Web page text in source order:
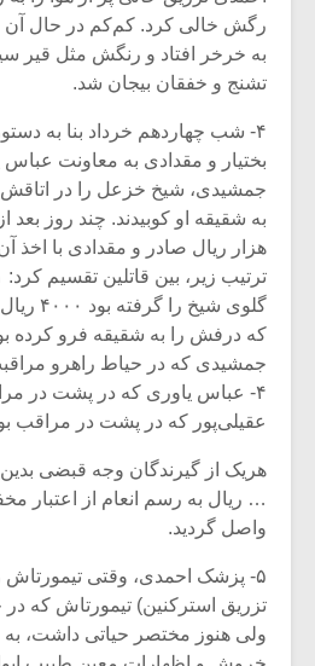
رگش خالی کرد. کم‌کم در حال آن
به خرخر افتاد و رنگش مثل قیر
تشنج و خفقان بیجان شد.
۴- شب چهاردهم خرداد بنا به
بختیار و مقدادی به معاونت‌ عباس
جمشیدی، شیخ خزعل را در
به‌ شقیقه او کوبیدند. چند روز بعد
هزار ریال صادر و مقدادی با اخذ
عقیلی‌پور که‌ در پشت در مراقب بود ۵۰۰
هریک از گیرندگان وجه قبضی
… ریال به رسم انعام از اعتبار
واصل گردید.
۵- پزشک احمدی، وقتی تیمورتاش
تزریق استرکنین) تیمورتاش‌ که
ولی هنوز مختصر حیاتی داشت،